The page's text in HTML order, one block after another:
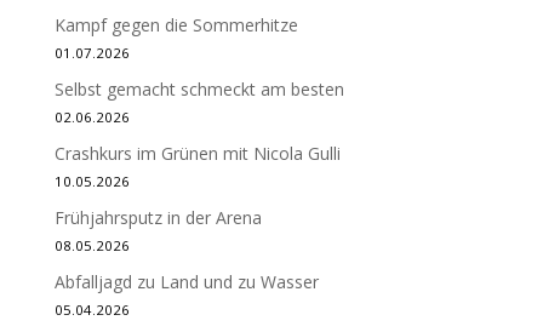
Kampf gegen die Sommerhitze
01.07.2026
Selbst gemacht schmeckt am besten
02.06.2026
Crashkurs im Grünen mit Nicola Gulli
10.05.2026
Frühjahrsputz in der Arena
08.05.2026
Abfalljagd zu Land und zu Wasser
05.04.2026